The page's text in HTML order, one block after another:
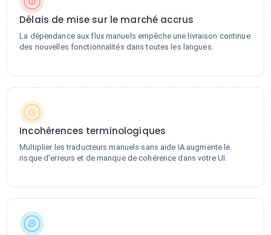
Délais de mise sur le marché accrus
La dépendance aux flux manuels empêche une livraison continue
des nouvelles fonctionnalités dans toutes les langues.
Incohérences terminologiques
Multiplier les traducteurs manuels sans aide IA augmente le
risque d'erreurs et de manque de cohérence dans votre UI.